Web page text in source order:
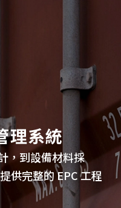
統
備材料採
的 EPC 工程